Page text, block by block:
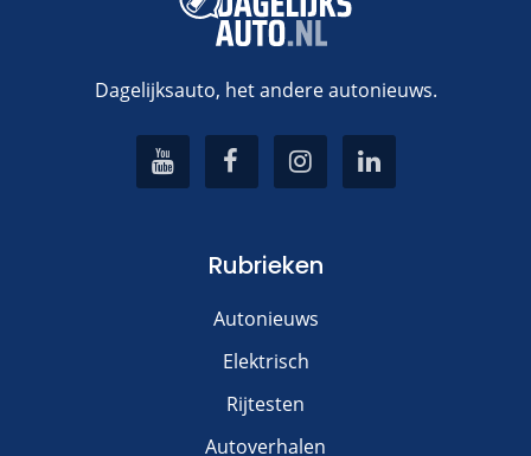
Dagelijksauto, het andere autonieuws.
Rubrieken
Autonieuws
Elektrisch
Rijtesten
Autoverhalen